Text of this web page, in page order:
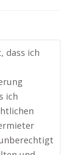
dass ich
ich